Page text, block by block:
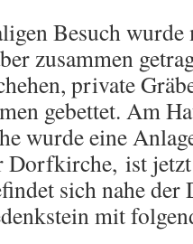
Besuch wurde
zusammen
private
gebettet. Am
wurde eine
Dorfkirche, ist
sich nahe
mit